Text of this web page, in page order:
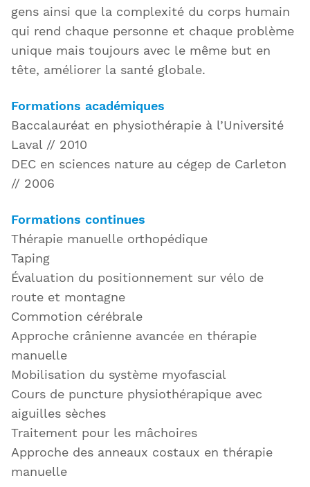
gens ainsi que la complexité du corps humain
qui rend chaque personne et chaque problème
unique mais toujours avec le même but en
tête, améliorer la santé globale.
Formations académiques
Baccalauréat en physiothérapie à l’Université
Laval // 2010
DEC en sciences nature au cégep de Carleton
// 2006
Formations continues
Thérapie manuelle orthopédique
Taping
Évaluation du positionnement sur vélo de
route et montagne
Commotion cérébrale
Approche crânienne avancée en thérapie
manuelle
Mobilisation du système myofascial
Cours de puncture physiothérapique avec
aiguilles sèches
Traitement pour les mâchoires
Approche des anneaux costaux en thérapie
manuelle